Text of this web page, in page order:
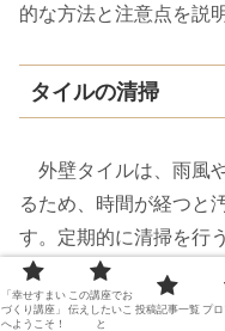
的な方法と注意点を説
タイルの清掃
外壁タイルは、雨風
るため、時間が経つと
す。定期的に清掃を行
とができます。
「幸せすまい
づくり講座」
へようこそ！
この講座でお
伝えしたいこ
と
投稿記事一覧 プ